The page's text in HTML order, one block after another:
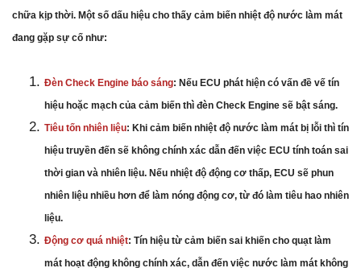
chữa kịp thời. Một số dấu hiệu cho thấy cảm biến nhiệt độ nước làm mát
đang gặp sự cố như:
Đèn Check Engine báo sáng: Nếu ECU phát hiện có vấn đề vế tín
hiệu hoặc mạch của cảm biến thì đèn Check Engine sẽ bật sáng.
Tiêu tốn nhiên liệu: Khi cảm biến nhiệt độ nước làm mát bị lỗi thì tín
hiệu truyền đến sẽ không chính xác dẫn đến việc ECU tính toán sai
thời gian và nhiên liệu. Nếu nhiệt độ động cơ thấp, ECU sẽ phun
nhiên liệu nhiều hơn để làm nóng động cơ, từ đó làm tiêu hao nhiên
liệu.
Động cơ quá nhiệt: Tín hiệu từ cảm biến sai khiến cho quạt làm
mát hoạt động không chính xác, dẫn đến việc nước làm mát không